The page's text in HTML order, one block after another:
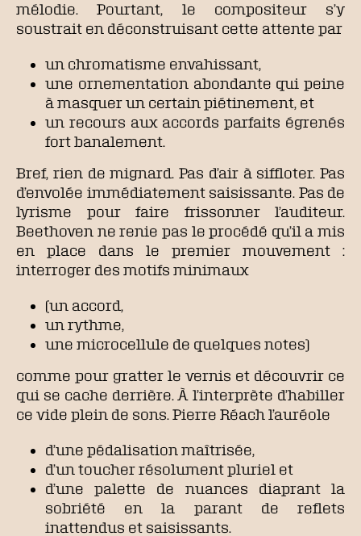
mélodie. Pourtant, le compositeur s’y
soustrait en déconstruisant cette attente par
un chromatisme envahissant,
une ornementation abondante qui peine
à masquer un certain piétinement, et
un recours aux accords parfaits égrenés
fort banalement.
Bref, rien de mignard. Pas d’air à siffloter. Pas
d’envolée immédiatement saisissante. Pas de
lyrisme pour faire frissonner l’auditeur.
Beethoven ne renie pas le procédé qu’il a mis
en place dans le premier mouvement :
interroger des motifs minimaux
(un accord,
un rythme,
une microcellule de quelques notes)
comme pour gratter le vernis et découvrir ce
qui se cache derrière. À l’interprète d’habiller
ce vide plein de sons. Pierre Réach l’auréole
d’une pédalisation maîtrisée,
d’un toucher résolument pluriel et
d’une palette de nuances diaprant la
sobriété en la parant de reflets
inattendus et saisissants.